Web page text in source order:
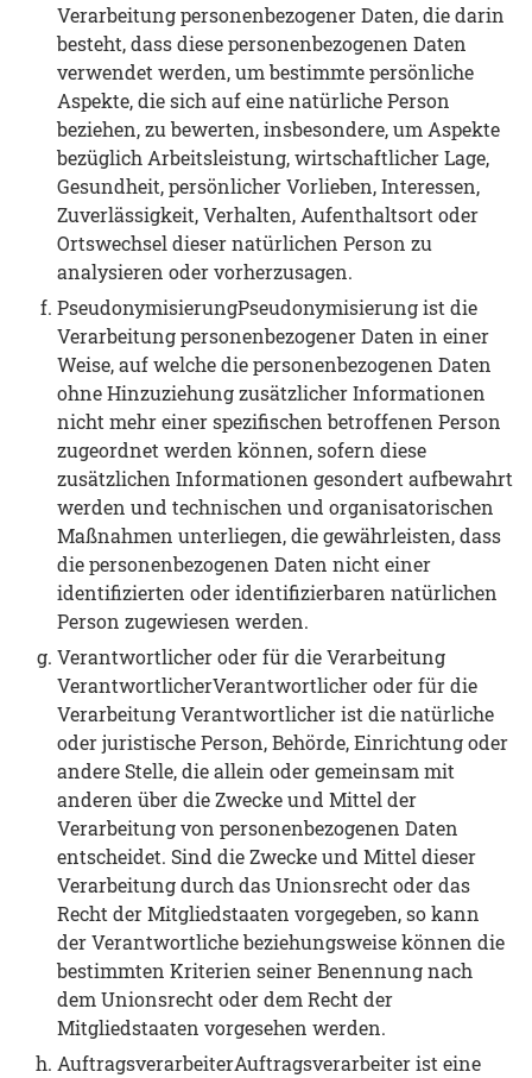
Verarbeitung personenbezogener Daten, die darin
besteht, dass diese personenbezogenen Daten
verwendet werden, um bestimmte persönliche
Aspekte, die sich auf eine natürliche Person
beziehen, zu bewerten, insbesondere, um Aspekte
bezüglich Arbeitsleistung, wirtschaftlicher Lage,
Gesundheit, persönlicher Vorlieben, Interessen,
Zuverlässigkeit, Verhalten, Aufenthaltsort oder
Ortswechsel dieser natürlichen Person zu
analysieren oder vorherzusagen.
PseudonymisierungPseudonymisierung ist die
Verarbeitung personenbezogener Daten in einer
Weise, auf welche die personenbezogenen Daten
ohne Hinzuziehung zusätzlicher Informationen
nicht mehr einer spezifischen betroffenen Person
zugeordnet werden können, sofern diese
zusätzlichen Informationen gesondert aufbewahrt
werden und technischen und organisatorischen
Maßnahmen unterliegen, die gewährleisten, dass
die personenbezogenen Daten nicht einer
identifizierten oder identifizierbaren natürlichen
Person zugewiesen werden.
Verantwortlicher oder für die Verarbeitung
VerantwortlicherVerantwortlicher oder für die
Verarbeitung Verantwortlicher ist die natürliche
oder juristische Person, Behörde, Einrichtung oder
andere Stelle, die allein oder gemeinsam mit
anderen über die Zwecke und Mittel der
Verarbeitung von personenbezogenen Daten
entscheidet. Sind die Zwecke und Mittel dieser
Verarbeitung durch das Unionsrecht oder das
Recht der Mitgliedstaaten vorgegeben, so kann
der Verantwortliche beziehungsweise können die
bestimmten Kriterien seiner Benennung nach
dem Unionsrecht oder dem Recht der
Mitgliedstaaten vorgesehen werden.
AuftragsverarbeiterAuftragsverarbeiter ist eine